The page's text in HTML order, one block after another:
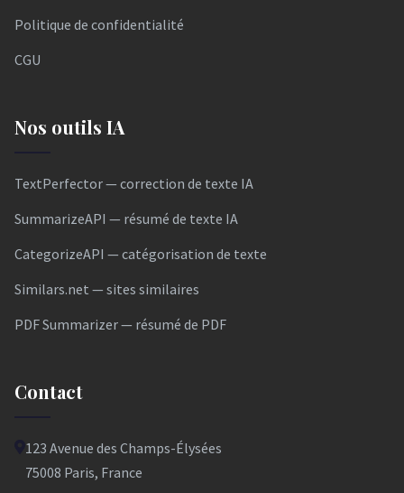
Politique de confidentialité
CGU
Nos outils IA
TextPerfector — correction de texte IA
SummarizeAPI — résumé de texte IA
CategorizeAPI — catégorisation de texte
Similars.net — sites similaires
PDF Summarizer — résumé de PDF
Contact
123 Avenue des Champs-Élysées
75008 Paris, France